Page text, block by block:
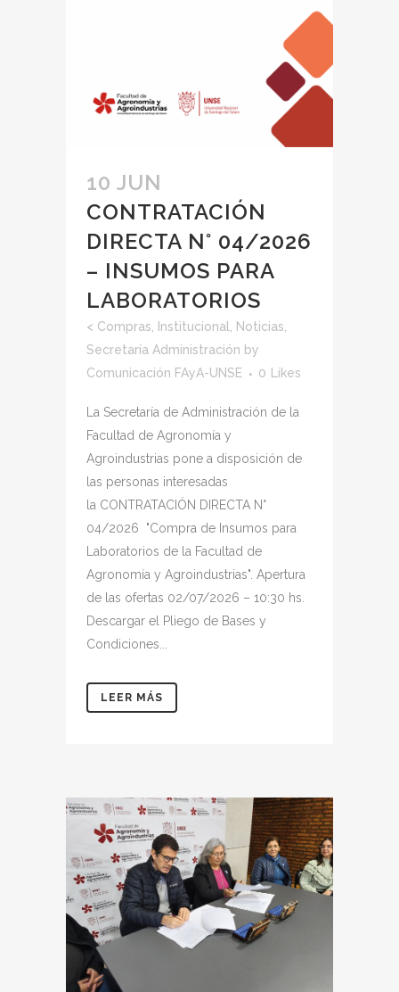
10 JUN
CONTRATACIÓN
DIRECTA N° 04/2026
– INSUMOS PARA
LABORATORIOS
< Compras Institucional Noticias
Secretaría Administración by
Comunicación FAyA-UNSE
0 Likes
La Secretaría de Administración de la
Facultad de Agronomía y
Agroindustrias pone a disposición de
las personas interesadas
la CONTRATACIÓN DIRECTA N°
04/2026 "Compra de Insumos para
Laboratorios de la Facultad de
Agronomía y Agroindustrias". Apertura
de las ofertas 02/07/2026 – 10:30 hs.
Descargar el Pliego de Bases y
Condiciones...
LEER MÁS